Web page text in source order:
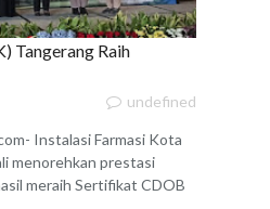
Tangerang Raih
undefined
Instalasi Farmasi Kota
menorehkan prestasi
meraih Sertifikat CDOB